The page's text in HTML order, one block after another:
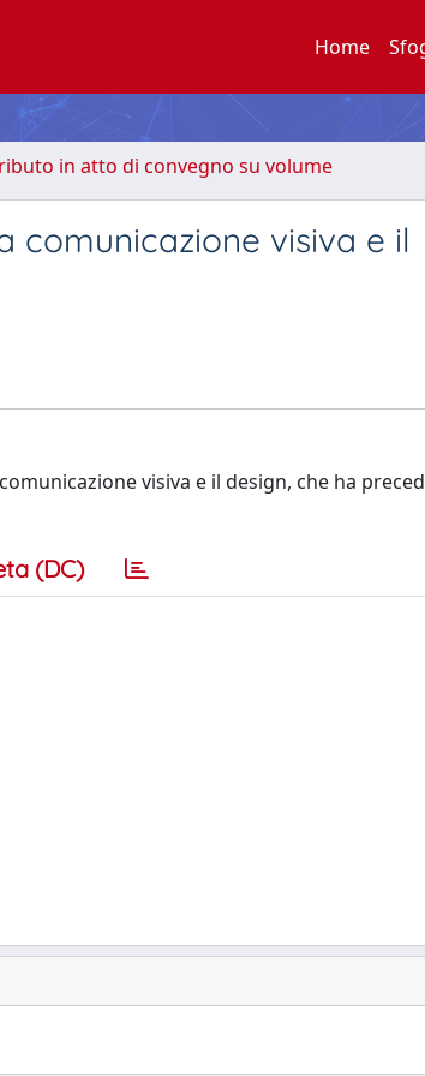
Home
in atto di convegno su volume
comunicazione visiva e il
visiva e il design, che ha
(DC)